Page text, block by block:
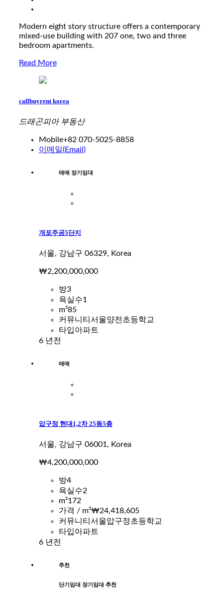
Modern eight story structure offers a contemporary
mixed-use building with 207 one, two and three
bedroom apartments.
Read More
callbuyrent korea
드래곤피아 부동산
Mobile+82 070-5025-8858
이메일(Email)
매매 장기임대
개포주공5단지
서울, 강남구 06329, Korea
₩2,200,000,000
방3
욕실수1
m²85
커뮤니티 서울양전초등학교
타입아파트
6 년전
매매
압구정 현대1,2차 25동5층
서울, 강남구 06001, Korea
₩4,200,000,000
방4
욕실수2
m²172
가격 / m²₩24,418,605
커뮤니티 서울압구정초등학교
타입아파트
6 년전
추천
단기임대 장기임대 추천